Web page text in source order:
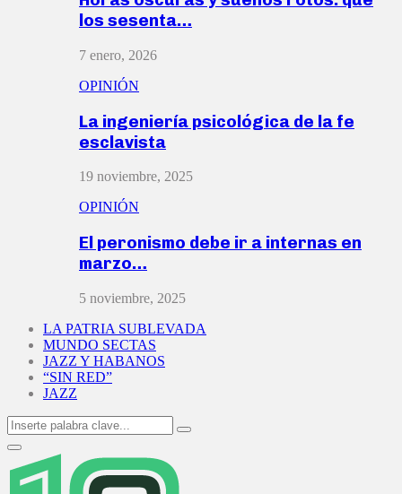
los sesenta…
7 enero, 2026
OPINIÓN
La ingeniería psicológica de la fe
esclavista
19 noviembre, 2025
OPINIÓN
El peronismo debe ir a internas en
marzo…
5 noviembre, 2025
LA PATRIA SUBLEVADA
MUNDO SECTAS
JAZZ Y HABANOS
“SIN RED”
JAZZ
Search
for:
Search
Primary
Menu